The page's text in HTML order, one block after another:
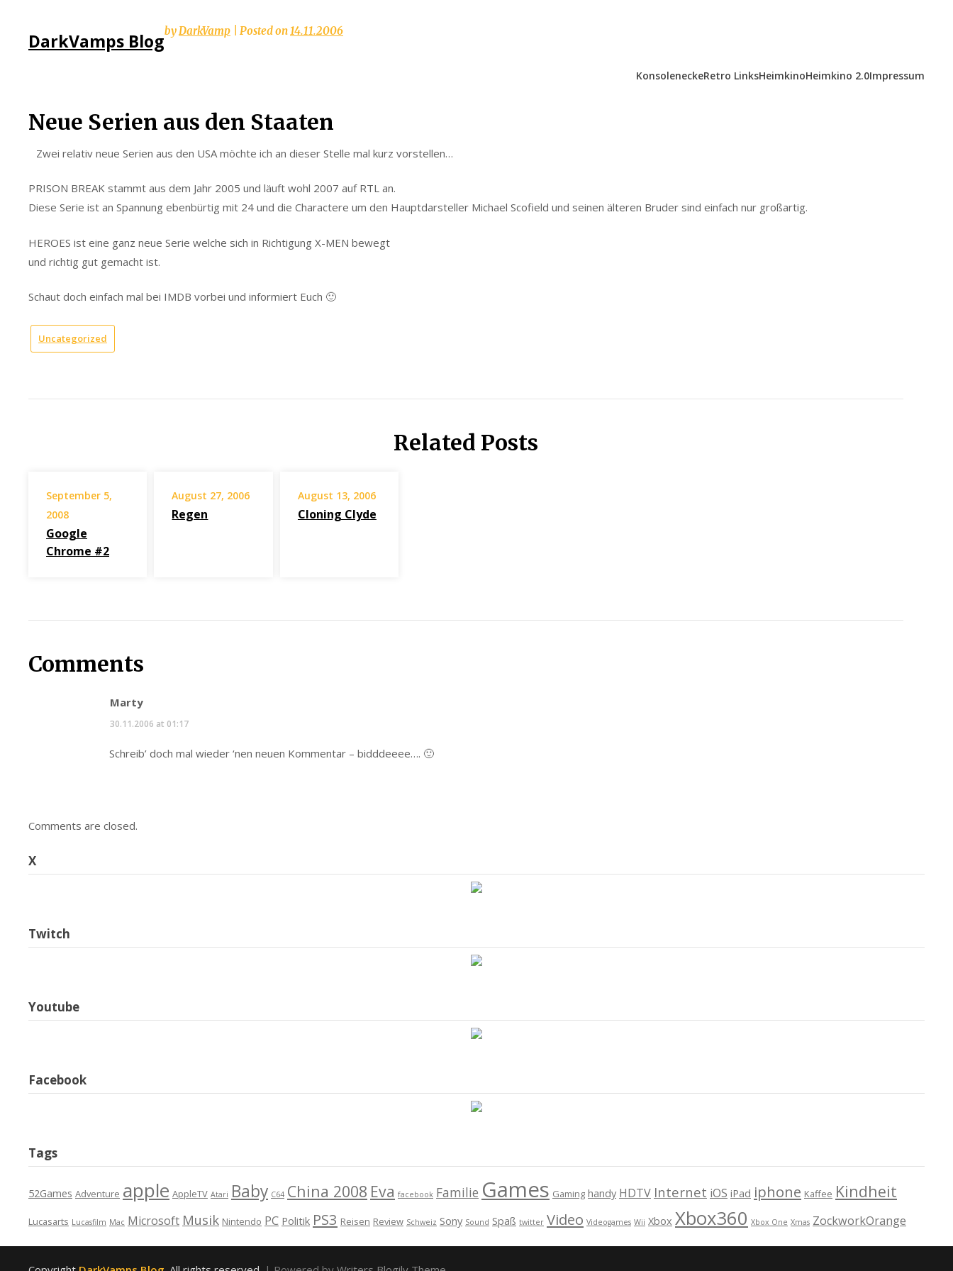
DarkVamps Blog
KonsoleneckeRetro LinksHeimkinoHeimkino 2.0Impressum
Neue Serien aus den Staaten
byDarkVamp Posted on14.11.2006
Zwei relativ neue Serien aus den USA möchte ich an dieser Stelle mal kurz vorstellen…
PRISON BREAK stammt aus dem Jahr 2005 und läuft wohl 2007 auf RTL an.
Diese Serie ist an Spannung ebenbürtig mit 24 und die Charactere um den Hauptdarsteller Michael Scofield und seinen älteren Bruder sind einfach nur großartig.
HEROES ist eine ganz neue Serie welche sich in Richtigung X-MEN bewegt
und richtig gut gemacht ist.
Schaut doch einfach mal bei IMDB vorbei und informiert Euch 🙂
Uncategorized
Related Posts
September 5,
2008
Google
Chrome #2
August 27, 2006
Regen
August 13, 2006
Cloning Clyde
Comments
Marty
30.11.2006 at 01:17
Schreib’ doch mal wieder ‘nen neuen Kommentar – bidddeeee…. 🙂
Comments are closed.
X
Twitch
Youtube
Facebook
Tags
52Games Adventure apple AppleTV Atari Baby C64 China 2008 Eva facebook Familie Games Gaming handy HDTV Internet iOS iPad iphone Kaffee Kindheit
Lucasarts Lucasfilm Mac Microsoft Musik Nintendo PC Politik PS3 Reisen Review Schweiz Sony Sound Spaß twitter Video Videogames Wii Xbox Xbox360 Xbox One Xmas ZockworkOrange